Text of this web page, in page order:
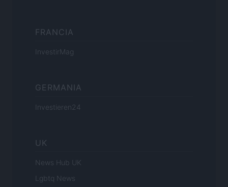
FRANCIA
InvestirMag
GERMANIA
Investieren24
UK
News Hub UK
Lgbtq News